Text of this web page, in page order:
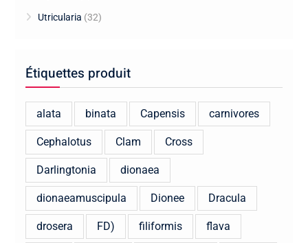
Utricularia (32)
Étiquettes produit
alata binata Capensis carnivores
Cephalotus Clam Cross
Darlingtonia dionaea
dionaeamuscipula Dionee Dracula
drosera FD) filiformis flava